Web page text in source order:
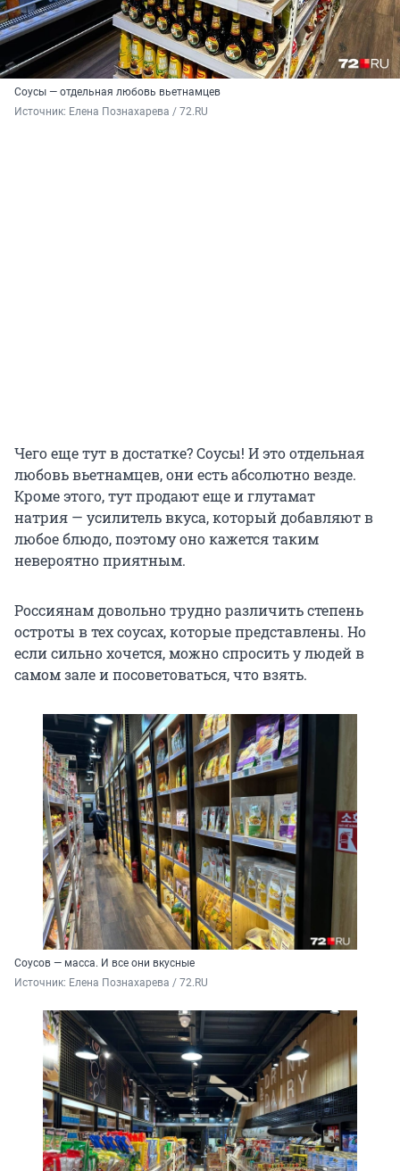
Соусы — отдельная любовь вьетнамцев
Источник: Елена Познахарева / 72.RU
Чего еще тут в достатке? Соусы! И это отдельная
любовь вьетнамцев, они есть абсолютно везде.
Кроме этого, тут продают еще и глутамат
натрия — усилитель вкуса, который добавляют в
любое блюдо, поэтому оно кажется таким
невероятно приятным.
Россиянам довольно трудно различить степень
остроты в тех соусах, которые представлены. Но
если сильно хочется, можно спросить у людей в
самом зале и посоветоваться, что взять.
Соусов — масса. И все они вкусные
Источник: Елена Познахарева / 72.RU